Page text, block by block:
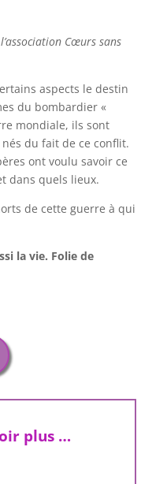
Cœurs sans
aspects le destin
du bombardier «
mondiale, ils sont
du fait de ce conflit.
ont voulu savoir ce
dans quels lieux.
de cette guerre à qui
la vie. Folie de
plus …